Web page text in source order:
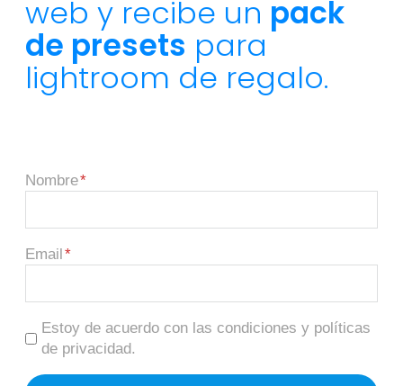
web y recibe un pack
de presets para
lightroom de regalo.
Nombre
Email
Estoy de acuerdo con las condiciones y políticas
de privacidad.